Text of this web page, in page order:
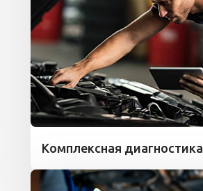
Комплексная диагностика